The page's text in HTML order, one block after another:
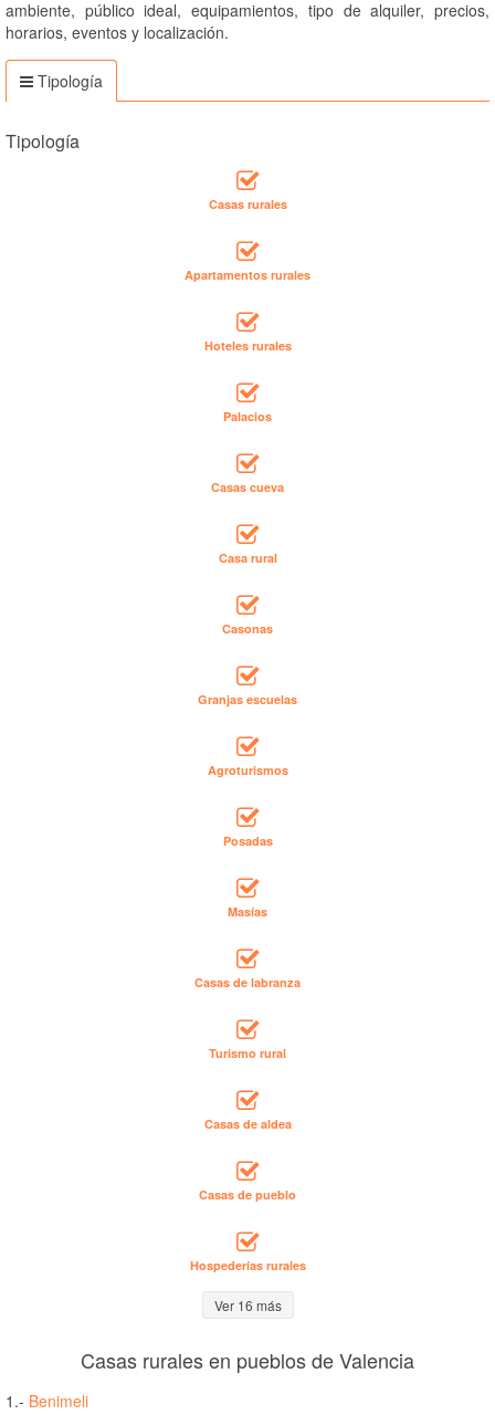
ambiente, público ideal, equipamientos, tipo de alquiler, precios,
horarios, eventos y localización.
Tipología
Tipología
Casas rurales
Apartamentos rurales
Hoteles rurales
Palacios
Casas cueva
Casa rural
Casonas
Granjas escuelas
Agroturismos
Posadas
Masías
Casas de labranza
Turismo rural
Casas de aldea
Casas de pueblo
Hospederías rurales
Ver 16 más
Casas rurales en pueblos de Valencia
1.- Benimeli